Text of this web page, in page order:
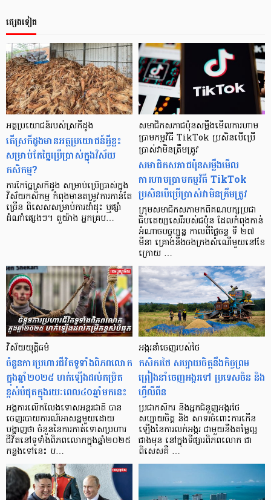
ផ្សេងទៀត
អត្ថប្រយោជន៍របស់ស្រកីដូង
តើស្រកីដូងមានអត្ថប្រយោជន៍អ្វីខ្លះ
សម្រាប់កែច្នៃប្រើប្រាស់ក្នុងវិស័យ
កសិកម្ម?
ការកែច្នៃស្រកីដូង សម្រាប់ប្រើប្រាស់ក្នុង
វិស័យកសិកម្ម កំពុងមានតម្រូវការកាន់តែ
ច្រើន ពិសេសសម្រាប់ការដាំដុះ ឬផ្សាំ
ដំណាំផ្សេងៗ។ តួយ៉ាង អ្នកគ្រប…
សមាជិកសភាជប៉ុនសម្លឹងមើលការហាម
ប្រាមកម្មវិធី TikTok ប្រសិនបើប្រើ
ប្រាស់វាមិនត្រឹមត្រូវ
សមាជិកសភាជប៉ុនសម្លឹងមើល
ការហាមប្រាមកម្មវិធី TikTok
ប្រសិនបើប្រើប្រាស់វាមិនត្រឹមត្រូវ
ក្រុមសមាជិកសភាមកពីគណបក្សប្រជា
ធិបតេយ្យសេរីរបស់ជប៉ុន ដែលកំពុងកាន់
អំណាចបច្ចុប្បន្ន កាលពីថ្ងៃចន្ទ ទី ២៧
មីនា គ្រោងនឹងចងក្រងសំណើមួយនៅខែ
ក្រោយ …
វិស័យយុត្តិធម៌
ចំនួនការប្រហារជីវិតទូទាំងពិភពលោក
ក្នុងឆ្នាំ២០២៥ ហក់ឡើងដល់កម្រិត
ខ្ពស់បំផុតក្នុងរយៈពេល៤០ឆ្នាំមកនេះ
អង្គការលើកលែងទោសអន្តរជាតិ បាន
ចេញរបាយការណ៍អាសន្នមួយដោយ
បង្ហាញថា ចំនួននៃការកាត់ទោសប្រហារ
ជីវិតនៅទូទាំងពិភពលោកក្នុងឆ្នាំ២០២៥
កន្លងទៅនេះ ប…
អង្ករនាំចេញ​របស់ថៃ
កសិករថៃ សប្បាយចិត្ត​នឹងកិច្ច​ព្រម​
ព្រៀង​នាំចេញ​អង្ករ​ទៅ ប្រទេស​ចិន និង
ហ្វីលីពីន
ប្រជាកសិករ និងអ្នកជំនួញអង្ករថៃ
សប្បាយចិត្ត និង សាទរចំពោះការកើន
ឡើងនៃការលក់អង្ករ ជាមួយនឹងតម្លៃល្អ
ជាងមុន នៅក្នុងទីផ្សារពិភពលោក ជា
ពិសេសគឺ …